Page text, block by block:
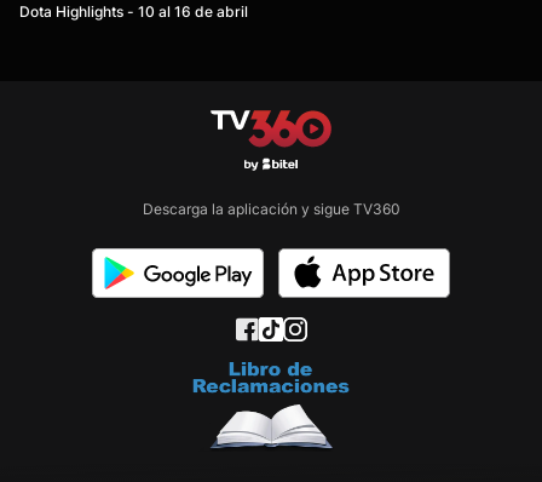
Dota Highlights - 10 al 16 de abril
Descarga la aplicación y sigue TV360